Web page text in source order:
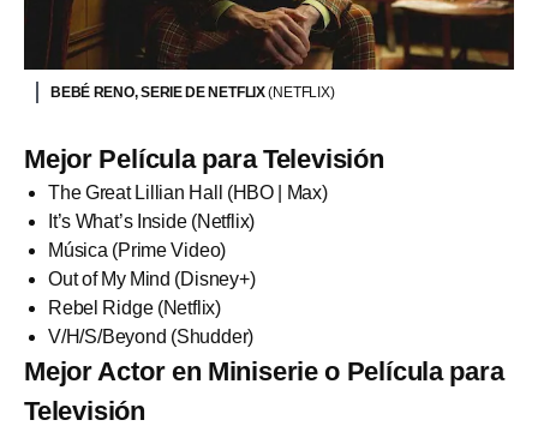
BEBÉ RENO, SERIE DE NETFLIX(NETFLIX)
Mejor Película para Televisión
The Great Lillian Hall (HBO | Max)
It’s What’s Inside (Netflix)
Música (Prime Video)
Out of My Mind (Disney+)
Rebel Ridge (Netflix)
V/H/S/Beyond (Shudder)
Mejor Actor en Miniserie o Película para
Televisión